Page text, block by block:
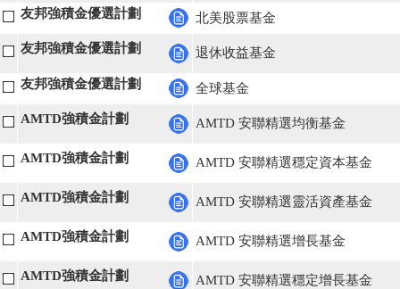
友邦強積金優選計劃 北美股票基金
友邦強積金優選計劃 退休收益基金
友邦強積金優選計劃 全球基金
AMTD強積金計劃 AMTD 安聯精選均衡基金
AMTD強積金計劃 AMTD 安聯精選穩定資本基金
AMTD強積金計劃 AMTD 安聯精選靈活資產基金
AMTD強積金計劃 AMTD 安聯精選增長基金
AMTD強積金計劃 AMTD 安聯精選穩定增長基金